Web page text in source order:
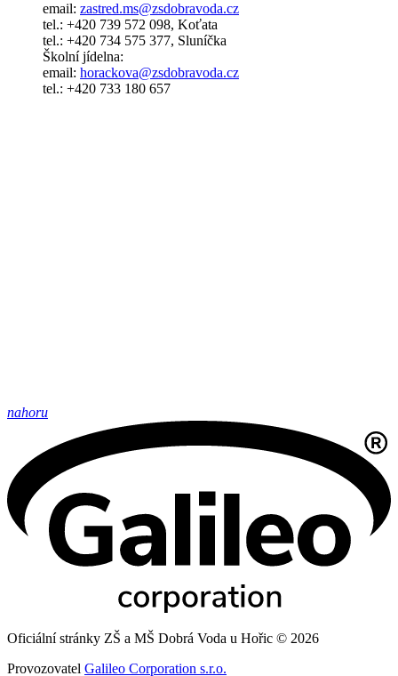
email: zastred.ms@zsdobravoda.cz
tel.: +420 739 572 098, Koťata
tel.: +420 734 575 377, Sluníčka
Školní jídelna:
email: horackova@zsdobravoda.cz
tel.: +420 733 180 657
nahoru
Oficiální stránky ZŠ a MŠ Dobrá Voda u Hořic © 2026
Provozovatel Galileo Corporation s.r.o.